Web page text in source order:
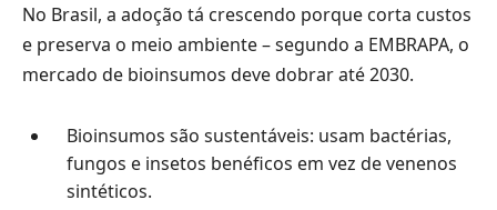
No Brasil, a adoção tá crescendo porque corta custos
e preserva o meio ambiente – segundo a EMBRAPA, o
mercado de bioinsumos deve dobrar até 2030.
Bioinsumos são sustentáveis: usam bactérias,
fungos e insetos benéficos em vez de venenos
sintéticos.